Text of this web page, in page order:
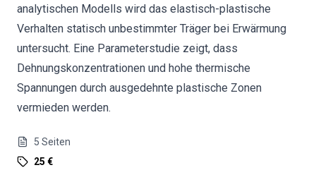
analytischen Modells wird das elastisch-plastische
Verhalten statisch unbestimmter Träger bei Erwärmung
untersucht. Eine Parameterstudie zeigt, dass
Dehnungskonzentrationen und hohe thermische
Spannungen durch ausgedehnte plastische Zonen
vermieden werden.
5 Seiten
25 €